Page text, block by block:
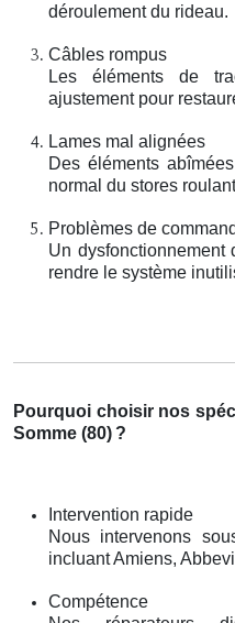
déroulement du rideau.
Câbles rompus
Les éléments de
ajustement pour
Lames mal alignées
Des éléments
normal du stores
Problèmes de
Un dysfonctionnement
rendre le système
Pourquoi choisir nos
Somme (80) ?
Intervention rapide
Nous intervenons
incluant Amiens,
Compétence